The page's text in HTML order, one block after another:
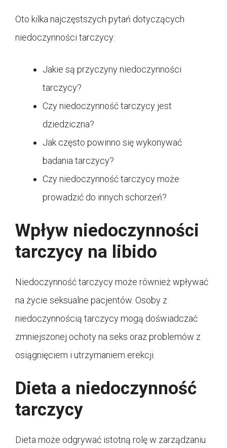
Oto kilka najczęstszych pytań dotyczących
niedoczynności tarczycy:
Jakie są przyczyny niedoczynności
tarczycy?
Czy niedoczynność tarczycy jest
dziedziczna?
Jak często powinno się wykonywać
badania tarczycy?
Czy niedoczynność tarczycy może
prowadzić do innych schorzeń?
Wpływ niedoczynności
tarczycy na libido
Niedoczynność tarczycy może również wpływać
na życie seksualne pacjentów. Osoby z
niedoczynnością tarczycy mogą doświadczać
zmniejszonej ochoty na seks oraz problemów z
osiągnięciem i utrzymaniem erekcji.
Dieta a niedoczynność
tarczycy
Dieta może odgrywać istotną rolę w zarządzaniu